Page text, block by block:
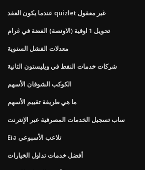
عندما يكون العقد quizlet غير معقول
تحويل 1 اوقية (الاونصة) الفضة في غرام
معدلات الفشل السنوية
شركات خدمات النفط في ويليستون الثانية
الكوكب الشوفان الأسهم
ما هي طريقة تقييم الأسهم
ساب تسجيل الخدمات المصرفية عبر الإنترنت
Eia تلاعب الأسبوعي
أفضل خدمات تداول الخيارات